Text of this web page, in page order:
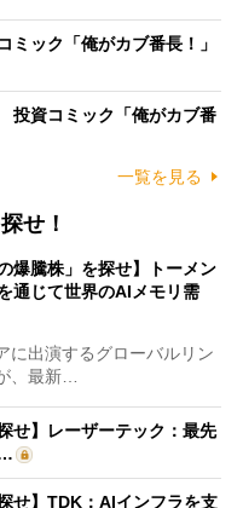
ック「俺がカブ番長！」
資コミック「俺がカブ番
一覧を見る
せ！
爆騰株」を探せ】トーメン
通じて世界のAIメモリ需
出演するグローバルリン
、最新…
せ】レーザーテック：最先
せ】TDK：AIインフラを支